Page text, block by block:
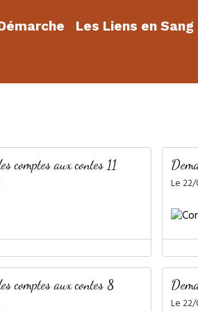
Les Liens en Sang
comptes aux contes 11
Le
comptes aux contes 8
Le